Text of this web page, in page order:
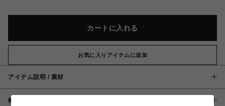
カートに入れる
お気に入りアイテムに追加
アイテム説明 / 素材
概要